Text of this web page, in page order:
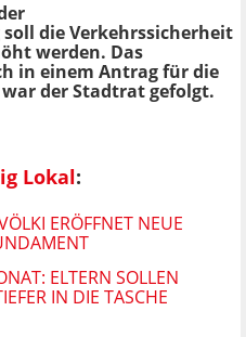
die Verkehrssicherheit
werden. Das
in einem Antrag für die
der Stadtrat gefolgt.
Lokal:
ERÖFFNET NEUE
ELTERN SOLLEN
IN DIE TASCHE